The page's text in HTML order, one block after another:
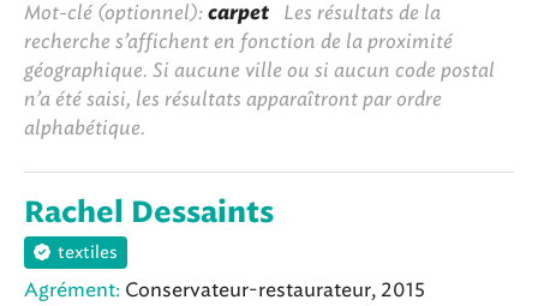
Mot-clé (optionnel): carpet Les résultats de la
recherche s’affichent en fonction de la proximité
géographique. Si aucune ville ou si aucun code postal
n’a été saisi, les résultats apparaîtront par ordre
alphabétique.
Rachel Dessaints
textiles
Agrément: Conservateur-restaurateur, 2015